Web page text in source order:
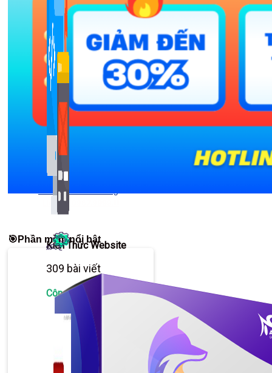
Kiến Thức Website
309 bài viết
mà ATPTeam triển khai.
Xem thêm phần mềm khác
Xem thêm phần mềm khác
Bảng Giá
Thanh Toán
Kiến Thức Marketing
Công Cụ Marketing
1,066 bài viết
Liên hệ: 0967.9999.11
🎯Phần mềm nổi bật